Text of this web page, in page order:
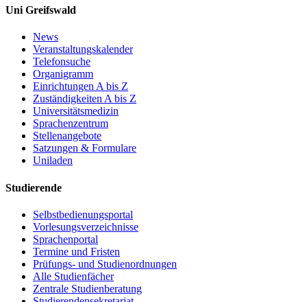
Uni Greifswald
News
Veranstaltungskalender
Telefonsuche
Organigramm
Einrichtungen A bis Z
Zuständigkeiten A bis Z
Universitätsmedizin
Sprachenzentrum
Stellenangebote
Satzungen & Formulare
Uniladen
Studierende
Selbstbedienungsportal
Vorlesungsverzeichnisse
Sprachenportal
Termine und Fristen
Prüfungs- und Studienordnungen
Alle Studienfächer
Zentrale Studienberatung